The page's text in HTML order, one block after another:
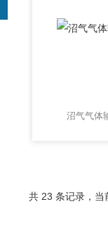
沼气气体
共 23 条记录，